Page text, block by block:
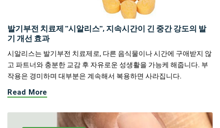
발기부전 치료제 "시알리스", 지속시간이 긴 중간 강도의 발
기 개선 효과
시알리스는 발기부전 치료제로, 다른 음식물이나 시간에 구애받지 않
고 파트너와 충분한 교감 후 자유로운 성생활을 가능케 해줍니다. 부
작용은 경미하며 대부분은 계속해서 복용하면 사라집니다.
Read More